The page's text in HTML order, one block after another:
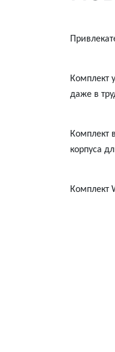
Комплект
даже в
Комплект
корпуса
Комплект